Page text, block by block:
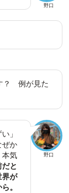
野口
？ 例が見た
野口
」
ぜか
気
と
界が
。